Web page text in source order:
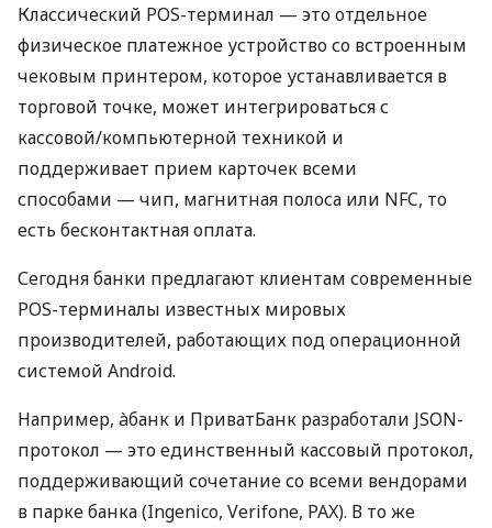
Классический POS-терминал — это отдельное
физическое платежное устройство со встроенным
чековым принтером, которое устанавливается в
торговой точке, может интегрироваться с
кассовой/компьютерной техникой и
поддерживает прием карточек всеми
способами — чип, магнитная полоса или NFC, то
есть бесконтактная оплата.
Сегодня банки предлагают клиентам современные
POS-терминалы известных мировых
производителей, работающих под операционной
системой Android.
Например, àбанк и ПриватБанк разработали JSON-
протокол — это единственный кассовый протокол,
поддерживающий сочетание со всеми вендорами
в парке банка (Ingenico, Verifone, PAX). В то же